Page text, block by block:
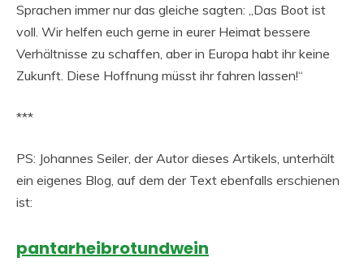
Sprachen immer nur das gleiche sagten: „Das Boot ist
voll. Wir helfen euch gerne in eurer Heimat bessere
Verhältnisse zu schaffen, aber in Europa habt ihr keine
Zukunft. Diese Hoffnung müsst ihr fahren lassen!“
***
PS: Johannes Seiler, der Autor dieses Artikels, unterhält
ein eigenes Blog, auf dem der Text ebenfalls erschienen
ist:
pantarheibrotundwein